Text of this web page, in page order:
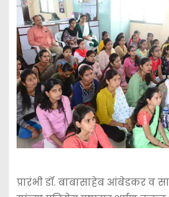
प्रारंभी डॉ. बाबासाहेब आंबेडकर व